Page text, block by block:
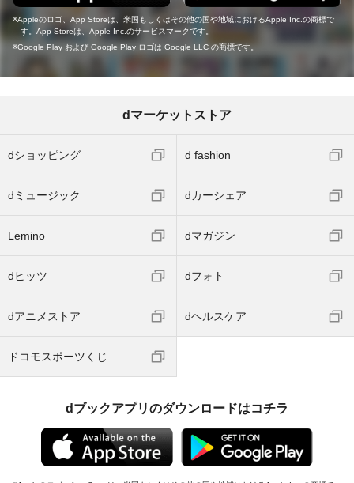
Appleのロゴ、App Storeは、米国もしくはその他の国や地域におけるApple Inc.の商標で
す。App Storeは、Apple Inc.のサービスマークです。
Google Play および Google Play ロゴは Google LLC の商標です。
dマーケットストア
dショッピング d fashion
dミュージック dカーシェア
Lemino dマガジン
dヒッツ dフォト
dアニメストア dヘルスケア
ドコモスポーツくじ
dブックアプリのダウンロードはコチラ